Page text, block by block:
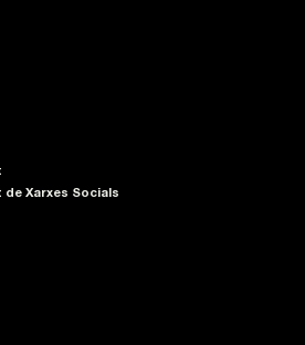
Xarxes Socials